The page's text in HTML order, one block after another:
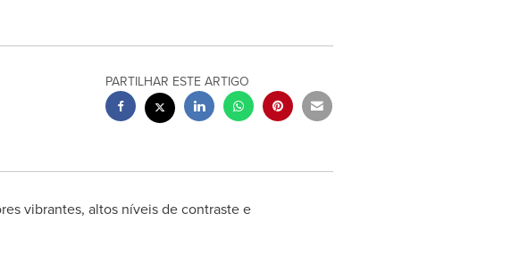
PARTILHAR ESTE ARTIGO
vibrantes, altos níveis de contraste e